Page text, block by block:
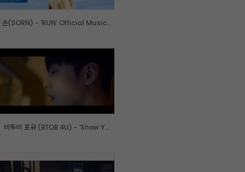
손(SORN) - 'RUN' Official Music...
비투비 포유 (BTOB 4U) - 'Show Y...